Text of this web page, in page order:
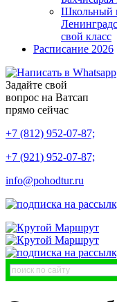
Школьный
свой класс
Расписание 2026
Задайте свой
вопрос на Ватсап
прямо сейчас
+7 (812) 952-07-87;
+7 (921) 952-07-87;
info@pohodtur.ru